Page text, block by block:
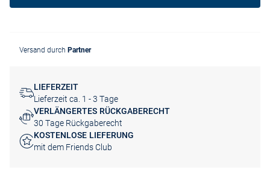
Versand durch Partner
LIEFERZEIT
Lieferzeit ca. 1 - 3 Tage
VERLÄNGERTES RÜCKGABERECHT
30 Tage Rückgaberecht
KOSTENLOSE LIEFERUNG
mit dem Friends Club